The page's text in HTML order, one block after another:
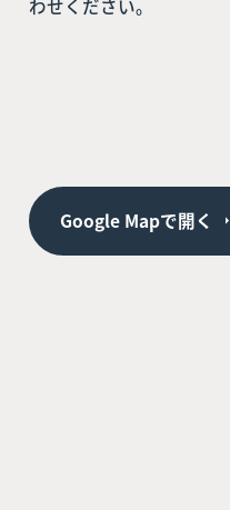
わせください。
Google Mapで開く